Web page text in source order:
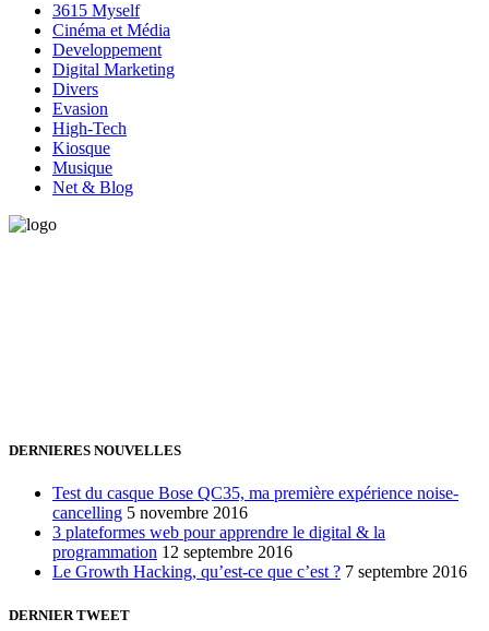
3615 Myself
Cinéma et Média
Developpement
Digital Marketing
Divers
Evasion
High-Tech
Kiosque
Musique
Net & Blog
DERNIERES NOUVELLES
Test du casque Bose QC35, ma première expérience noise-
cancelling 5 novembre 2016
3 plateformes web pour apprendre le digital & la
programmation 12 septembre 2016
Le Growth Hacking, qu’est-ce que c’est ? 7 septembre 2016
DERNIER TWEET